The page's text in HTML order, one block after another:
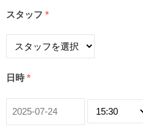
スタッフ *
日時 *